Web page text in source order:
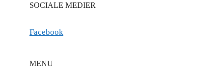
SOCIALE MEDIER
Facebook
MENU